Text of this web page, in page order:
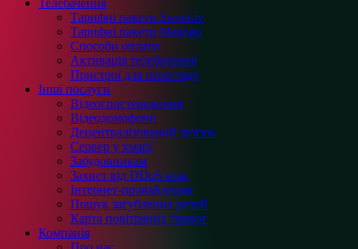
Телебачення
Тарифні пакети Sweet.tv
Тарифні пакети Megogo
Способи оплати
Активація телебачення
Пристрої для перегляду
Інші послуги
Відеоспостереження
Відеодомофони
Децентралізований зв'язок
Сервер у хмарі
Забудовникам
Захист від DDoS атак
Інтернет-провайдерам
Пошук загублених речей
Карта повітряних тривог
Компанія